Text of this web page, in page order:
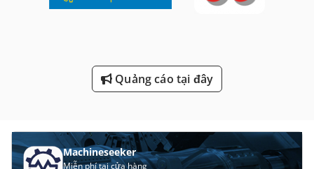
Xi Lanh Kẹp Rỗng
Điện Thoại Di Động Máy Xúc
Quảng cáo tại đây
Machineseeker
Miễn phí tại cửa hàng